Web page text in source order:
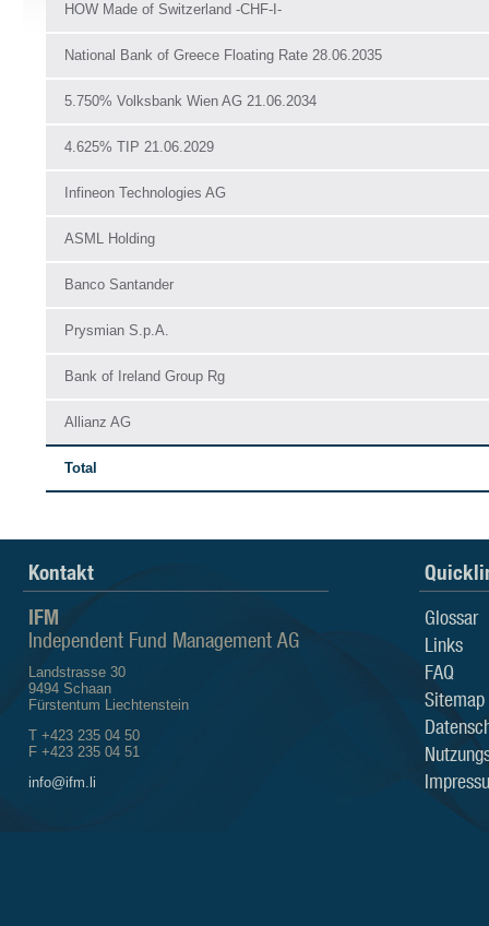
HOW Made of Switzerland -CHF-I-
National Bank of Greece Floating Rate 28.06.2035
5.750% Volksbank Wien AG 21.06.2034
4.625% TIP 21.06.2029
Infineon Technologies AG
ASML Holding
Banco Santander
Prysmian S.p.A.
Bank of Ireland Group Rg
Allianz AG
Total
Kontakt
IFM
Independent Fund Management AG
Landstrasse 30
9494 Schaan
Fürstentum Liechtenstein
T +423 235 04 50
F +423 235 04 51
info@ifm.li
Glossar
Links
FAQ
Sitemap